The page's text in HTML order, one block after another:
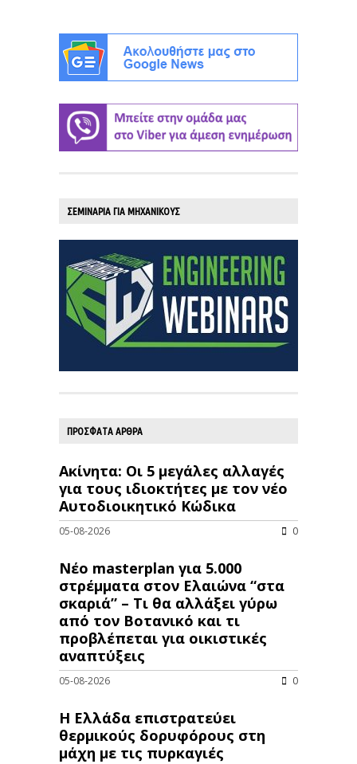
ΣΕΜΙΝΑΡΙΑ ΓΙΑ ΜΗΧΑΝΙΚΟΥΣ
ΠΡΟΣΦΑΤΑ ΑΡΘΡΑ
Ακίνητα: Οι 5 μεγάλες αλλαγές
για τους ιδιοκτήτες με τον νέο
Αυτοδιοικητικό Κώδικα
05-08-2026 0
Νέο masterplan για 5.000
στρέμματα στον Ελαιώνα “στα
σκαριά” – Τι θα αλλάξει γύρω
από τον Βοτανικό και τι
προβλέπεται για οικιστικές
αναπτύξεις
05-08-2026 0
Η Ελλάδα επιστρατεύει
θερμικούς δορυφόρους στη
μάχη με τις πυρκαγιές